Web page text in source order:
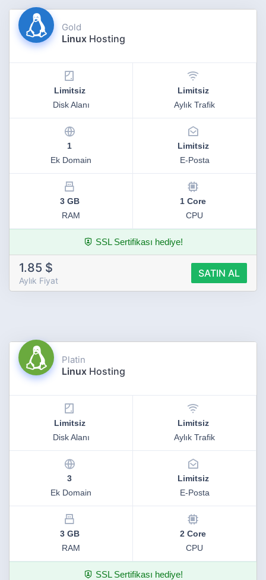
Gold
Linux Hosting
Limitsiz
Disk Alanı
Limitsiz
Aylık Trafik
1
Ek Domain
Limitsiz
E-Posta
3 GB
RAM
1 Core
CPU
SSL Sertifikası hediye!
1.85 $
Aylık Fiyat
SATIN AL
Platin
Linux Hosting
Limitsiz
Disk Alanı
Limitsiz
Aylık Trafik
3
Ek Domain
Limitsiz
E-Posta
3 GB
RAM
2 Core
CPU
SSL Sertifikası hediye!